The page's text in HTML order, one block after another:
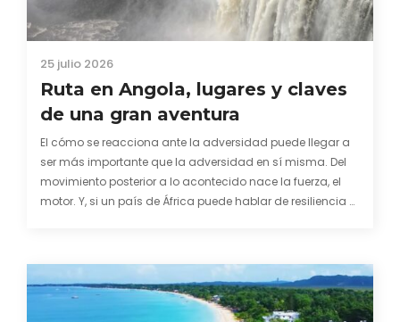
25 julio 2026
Ruta en Angola, lugares y claves
de una gran aventura
El cómo se reacciona ante la adversidad puede llegar a
ser más importante que la adversidad en sí misma. Del
movimiento posterior a lo acontecido nace la fuerza, el
motor. Y, si un país de África puede hablar de resiliencia y